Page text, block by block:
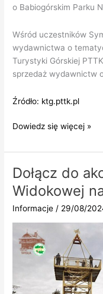
o Babiogórskim Parku
Wśród uczestników
wydawnictwa o
Turystyki Górskiej
sprzedaż wydawnictw
Źródło: ktg.pttk.pl
SYMPOZJUM
LAT BABIOGÓRSKIEGO
NARODOWEGO”
-30.11.2024
Dowiedz się więcej »
Dołącz do
Widokowej
Informacje / 29/08/